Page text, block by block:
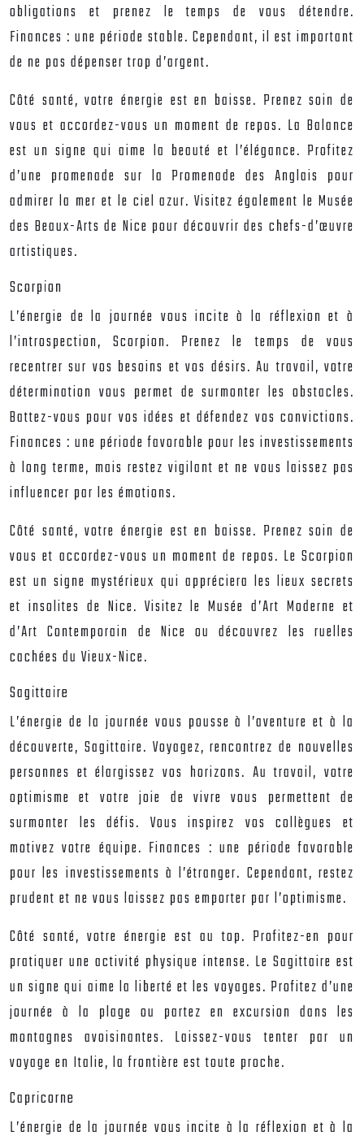
obligations et prenez le temps de vous détendre.
Finances : une période stable. Cependant, il est important
de ne pas dépenser trop d’argent.
Côté santé, votre énergie est en baisse. Prenez soin de
vous et accordez-vous un moment de repos. La Balance
est un signe qui aime la beauté et l’élégance. Profitez
d’une promenade sur la Promenade des Anglais pour
admirer la mer et le ciel azur. Visitez également le Musée
des Beaux-Arts de Nice pour découvrir des chefs-d’œuvre
artistiques.
Scorpion
L’énergie de la journée vous incite à la réflexion et à
l’introspection, Scorpion. Prenez le temps de vous
recentrer sur vos besoins et vos désirs. Au travail, votre
détermination vous permet de surmonter les obstacles.
Battez-vous pour vos idées et défendez vos convictions.
Finances : une période favorable pour les investissements
à long terme, mais restez vigilant et ne vous laissez pas
influencer par les émotions.
Côté santé, votre énergie est en baisse. Prenez soin de
vous et accordez-vous un moment de repos. Le Scorpion
est un signe mystérieux qui appréciera les lieux secrets
et insolites de Nice. Visitez le Musée d’Art Moderne et
d’Art Contemporain de Nice ou découvrez les ruelles
cachées du Vieux-Nice.
Sagittaire
L’énergie de la journée vous pousse à l’aventure et à la
découverte, Sagittaire. Voyagez, rencontrez de nouvelles
personnes et élargissez vos horizons. Au travail, votre
optimisme et votre joie de vivre vous permettent de
surmonter les défis. Vous inspirez vos collègues et
motivez votre équipe. Finances : une période favorable
pour les investissements à l’étranger. Cependant, restez
prudent et ne vous laissez pas emporter par l’optimisme.
Côté santé, votre énergie est au top. Profitez-en pour
pratiquer une activité physique intense. Le Sagittaire est
un signe qui aime la liberté et les voyages. Profitez d’une
journée à la plage ou partez en excursion dans les
montagnes avoisinantes. Laissez-vous tenter par un
voyage en Italie, la frontière est toute proche.
Capricorne
L’énergie de la journée vous incite à la réflexion et à la